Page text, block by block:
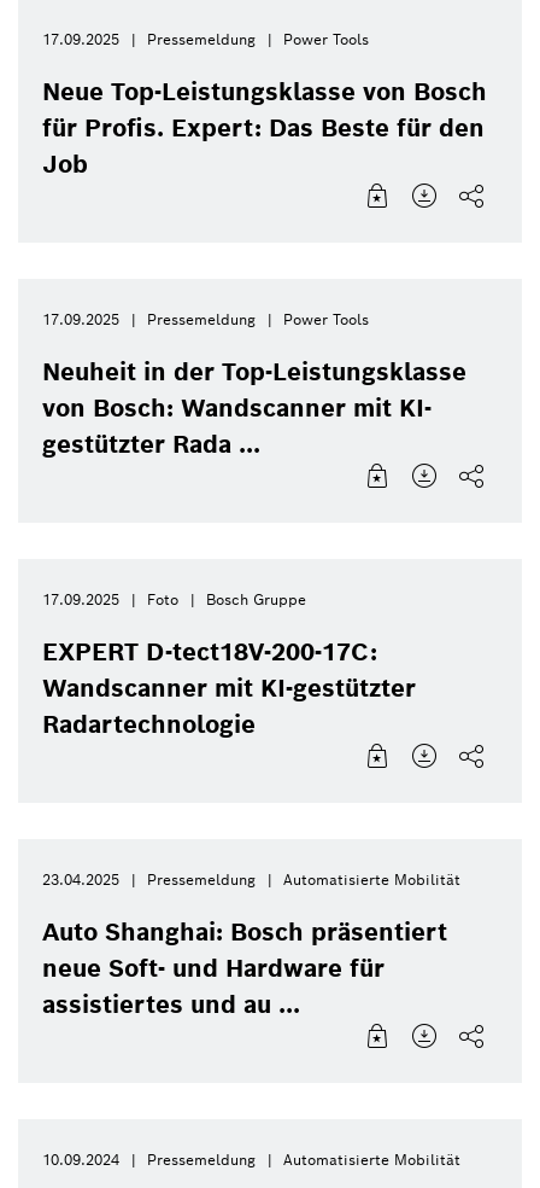
17.09.2025 Pressemeldung Power Tools
Neue Top-Leistungsklasse von Bosch
für Profis. Expert: Das Beste für den
Job
17.09.2025 Pressemeldung Power Tools
Neuheit in der Top-Leistungsklasse
von Bosch: Wandscanner mit KI-
gestützter Rada ...
17.09.2025 Foto Bosch Gruppe
EXPERT D-tect18V-200-17C:
Wandscanner mit KI-gestützter
Radartechnologie
23.04.2025 Pressemeldung Automatisierte Mobilität
Auto Shanghai: Bosch präsentiert
neue Soft- und Hardware für
assistiertes und au ...
10.09.2024 Pressemeldung Automatisierte Mobilität